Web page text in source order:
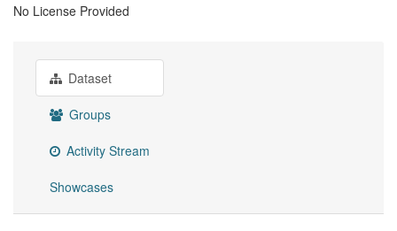
No License Provided
Dataset
Groups
Activity Stream
Showcases